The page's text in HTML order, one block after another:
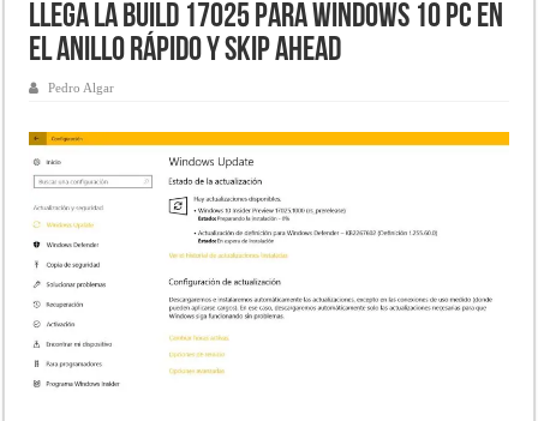
Llega la Build 17025 para Windows 10 PC en
el anillo rápido y Skip Ahead
Pedro Algar